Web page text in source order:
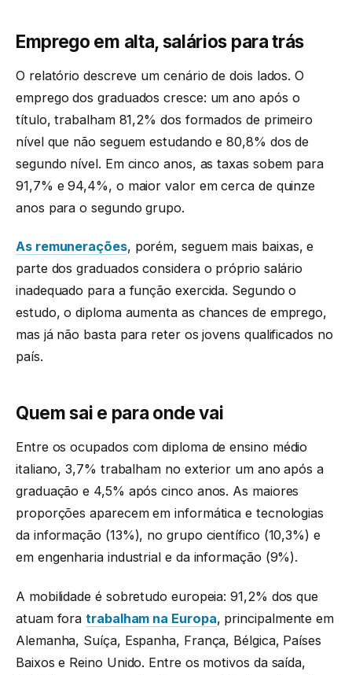
Emprego em alta, salários para trás
O relatório descreve um cenário de dois lados. O
emprego dos graduados cresce: um ano após o
título, trabalham 81,2% dos formados de primeiro
nível que não seguem estudando e 80,8% dos de
segundo nível. Em cinco anos, as taxas sobem para
91,7% e 94,4%, o maior valor em cerca de quinze
anos para o segundo grupo.
As remunerações, porém, seguem mais baixas, e
parte dos graduados considera o próprio salário
inadequado para a função exercida. Segundo o
estudo, o diploma aumenta as chances de emprego,
mas já não basta para reter os jovens qualificados no
país.
Quem sai e para onde vai
Entre os ocupados com diploma de ensino médio
italiano, 3,7% trabalham no exterior um ano após a
graduação e 4,5% após cinco anos. As maiores
proporções aparecem em informática e tecnologias
da informação (13%), no grupo científico (10,3%) e
em engenharia industrial e da informação (9%).
A mobilidade é sobretudo europeia: 91,2% dos que
atuam foratrabalham na Europa, principalmente em
Alemanha, Suíça, Espanha, França, Bélgica, Países
Baixos e Reino Unido. Entre os motivos da saída,